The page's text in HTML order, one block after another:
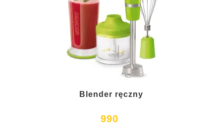
Blender ręczny
990